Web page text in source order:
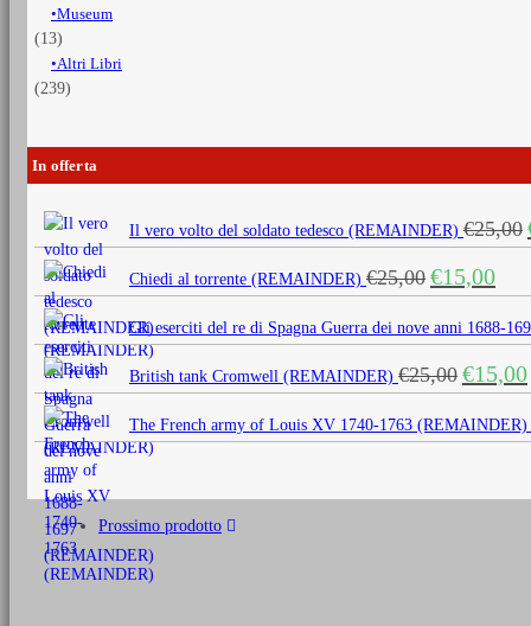
Museum
(13)
Altri Libri
(239)
In offerta
Il vero volto del soldato tedesco (REMAINDER) €25,00
Chiedi al torrente (REMAINDER) €25,00 Il
prezzo
originale
era:
€25,00.
€15,00
è:
Gli eserciti del re di Spagna Guerra dei nove anni 1688-
British tank Cromwell (REMAINDER) €25,00 Il
prezzo
originale
era:
€15,00
The French army of Louis XV 1740-1763 (REMAINDER)
Prossimo prodotto